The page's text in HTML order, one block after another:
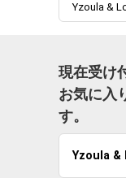
Yzoula &
現在受け
お気に入
す。
Yzoula &